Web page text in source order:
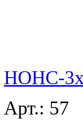
НОНС-
Арт.: 57